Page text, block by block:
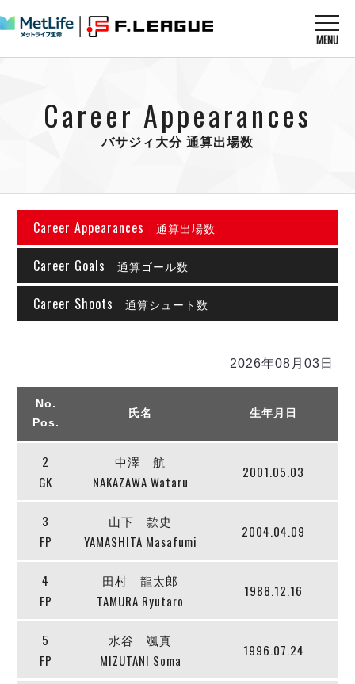
MENU
すべてのニュース
U-23選抜
クラブ
チケット
メディア情報
フットサル日本代表
その他
試合を観る MATCHES
試合日程
順位表
戦績表
警告・退場・出場停止選手
個人ランキング｜ゴール
個人ランキング｜シュート
メットライフ生命Ｆ２リーグ
試合日程
順位表
戦績表
個人ランキング｜ゴール
個人ランキング｜シュート成功率
個人ランキング｜第2PK
メットライフ生命Ｆリーグカップ 2026
メットライフ生命Ｆ１リーグ
エスポラーダ北海道
バルドラール浦安
フウガドールすみだ
湘南ベルマーレ
ボアルース長野
名古屋オーシャンズ
シュライカー大阪
ボルクバレット北九州
メットライフ生命Ｆ２リーグ
ヴォスクオーレ仙台
マルバ水戸FC
Y．S．C．C．横浜
チケットを買う TICKET
アリーナ情報 ARENA
リーグ概要
大会概要
リーグ要項
アリーナ観戦マナー&ルール
過去の記録 ARCHIVE
過去の試合記録
ディビジョン2 試合記録
Ｆリーグカップ 試合記録
リーグ統計データ
ハットトリック
担当審判員
プロジェクト PROJECT
DIVISION
Career Appearances
バサジィ大分 通算出場数
Career Appearances 通算出場数
Career Goals 通算ゴール数
Career Shoots 通算シュート数
2026年08月03日
No.
Pos.
氏名 生年月日
2
GK
中澤 航
NAKAZAWA Wataru
2001.05.03
3
FP
山下 款史
YAMASHITA Masafumi
2004.04.09
4
FP
田村 龍太郎
TAMURA Ryutaro
1988.12.16
5
FP
水谷 颯真
MIZUTANI Soma
1996.07.24